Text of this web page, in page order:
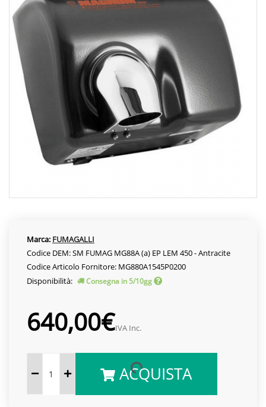
Marca: FUMAGALLI
Codice DEM: SM FUMAG MG88A (a) EP LEM 450 - Antracite
Codice Articolo Fornitore: MG880A1545P0200
Disponibilità:
Consegna in 5/10gg
640,00€IVA Inc.
ACQUISTA